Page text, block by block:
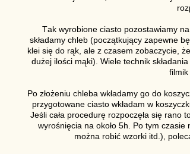
Tak wyrobione ciasto pozostawiamy
składamy chleb (początkujący zapewne
klei się do rąk, ale z czasem zobaczycie,
dużej ilości mąki). Wiele technik
filmik
Po złożeniu chleba wkładamy go do
przygotowane ciasto wkładam w
Jeśli cała procedurę rozpoczęła się rano
wyrośnięcia na około 5h. Po tym
można robić wzorki itd.),